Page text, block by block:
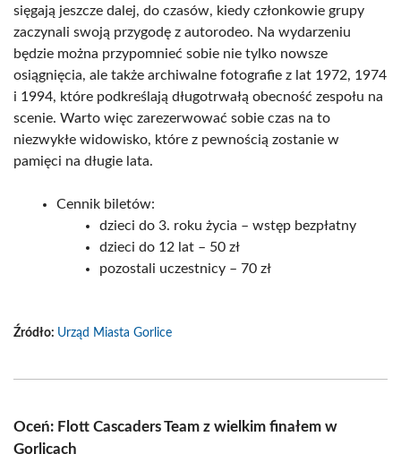
sięgają jeszcze dalej, do czasów, kiedy członkowie grupy
zaczynali swoją przygodę z autorodeo. Na wydarzeniu
będzie można przypomnieć sobie nie tylko nowsze
osiągnięcia, ale także archiwalne fotografie z lat 1972, 1974
i 1994, które podkreślają długotrwałą obecność zespołu na
scenie. Warto więc zarezerwować sobie czas na to
niezwykłe widowisko, które z pewnością zostanie w
pamięci na długie lata.
Cennik biletów:
dzieci do 3. roku życia – wstęp bezpłatny
dzieci do 12 lat – 50 zł
pozostali uczestnicy – 70 zł
Źródło: Urząd Miasta Gorlice
Oceń: Flott Cascaders Team z wielkim finałem w
Gorlicach